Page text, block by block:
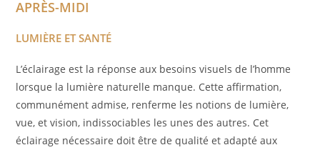
APRÈS-MIDI
LUMIÈRE ET SANTÉ
L’éclairage est la réponse aux besoins visuels de l’homme
lorsque la lumière naturelle manque. Cette affirmation,
communément admise, renferme les notions de lumière,
vue, et vision, indissociables les unes des autres. Cet
éclairage nécessaire doit être de qualité et adapté aux